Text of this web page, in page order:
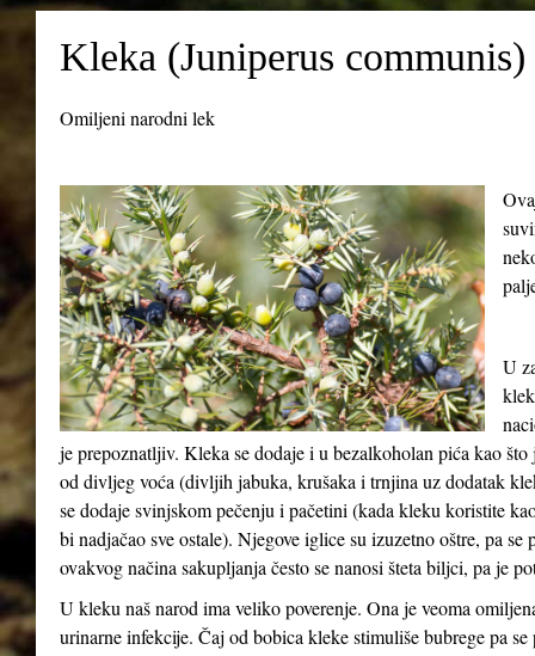
Kleka (Juniperus communis)
Omiljeni narodni lek
U
je prepoznatljiv. Kleka se dodaje i u bezalkoholan pića kao
od divljeg voća (divljih jabuka, krušaka i trnjina uz dodatak
se dodaje svinjskom pečenju i pačetini (kada kleku koristite
bi nadjačao sve ostale). Njegove iglice su izuzetno oštre, pa
ovakvog načina sakupljanja često se nanosi šteta biljci, pa je
U kleku naš narod ima veliko poverenje. Ona je veoma
urinarne infekcije. Čaj od bobica kleke stimuliše bubrege pa